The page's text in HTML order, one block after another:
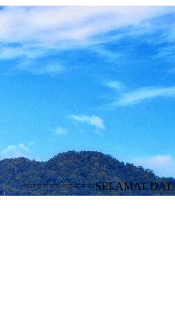
SELAMAT DATANG DI